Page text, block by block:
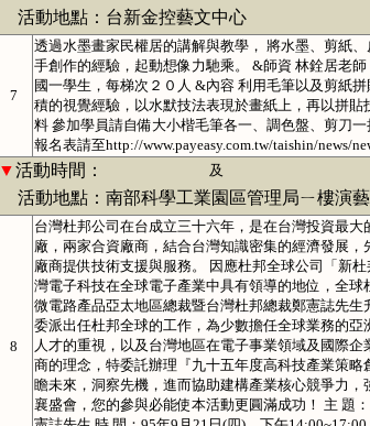
活動地點：台新金控藝文中心
7
透過水墨畫家民權居的講解與教學， 將水墨、剪紙
手創作的經驗，起動想像力馳乘。 &師資 林銓居老
國一學生，每梯次２０人 &內容 利用毛筆以及剪紙
積的視覺經驗，以水默技法表現於畫紙上，再以拼
料 參加學員請自備大小楷毛筆各一、調色盤、剪刀
報名表請至http://www.payeasy.com.tw/taishin/news/
▼活動時間： 及
活動地點：南部科學工業園區管理局ㄧ樓演
8
台灣杜邦公司在台成立三十六年，是在台灣投資最
廠，兩家合資廠商，結合台灣知識密集的經濟發展
廠商提供技術支援與服務。 因應杜邦全球公司「新
灣電子科技在全球電子產業中具有領導的地位，全
微電路產品亞太地區總裁暨台灣杜邦總裁鄭憲誌先
委派出任杜邦全球的工作，為少數擔任全球業務的
人才的重視，以及台灣地區在電子事業領域及國際
商的理念，特委託辦理『九十五年度高科技產業策
瞻未來，洞察先機，進而協助建構產業核心競爭力
襄盛會，您的參與必能使本活動更圓滿成功！ 主 題